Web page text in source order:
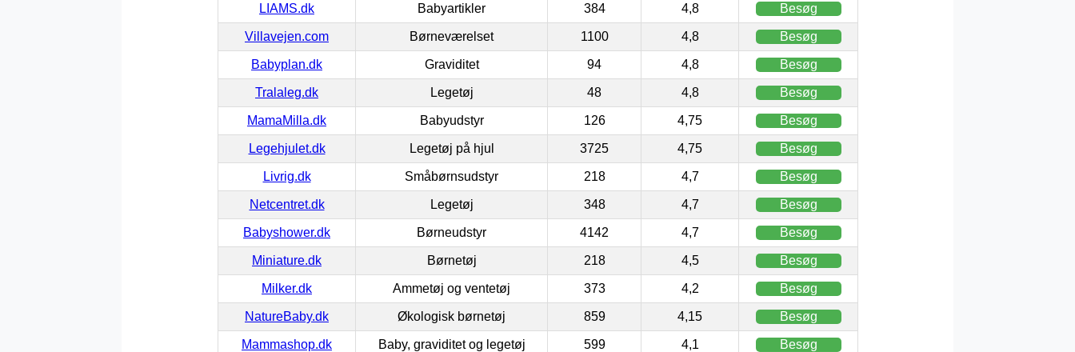
LIAMS.dk Babyartikler 384 4,8 Besøg
Villavejen.com Børneværelset 1100 4,8 Besøg
Babyplan.dk Graviditet 94 4,8 Besøg
Tralaleg.dk Legetøj 48 4,8 Besøg
MamaMilla.dk Babyudstyr 126 4,75 Besøg
Legehjulet.dk Legetøj på hjul 3725 4,75 Besøg
Livrig.dk Småbørnsudstyr 218 4,7 Besøg
Netcentret.dk Legetøj 348 4,7 Besøg
Babyshower.dk Børneudstyr 4142 4,7 Besøg
Miniature.dk Børnetøj 218 4,5 Besøg
Milker.dk Ammetøj og ventetøj 373 4,2 Besøg
NatureBaby.dk Økologisk børnetøj 859 4,15 Besøg
Mammashop.dk Baby, graviditet og legetøj 599 4,1 Besøg